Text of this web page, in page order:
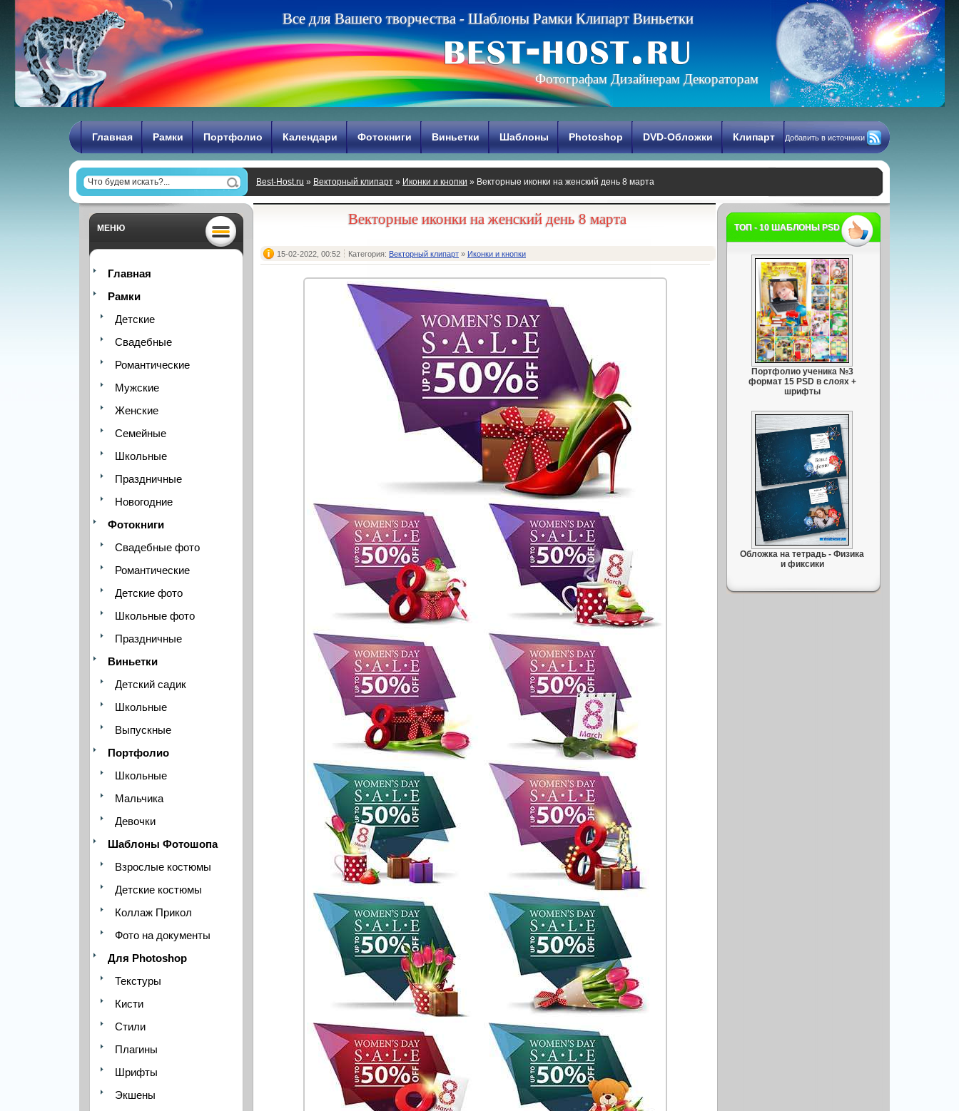
Все для Вашего творчества - Шаблоны Рамки Клипарт Виньетки
Фотографам Дизайнерам Декораторам
Главная Рамки Портфолио Календари Фотокниги Виньетки Шаблоны Photoshop DVD-Обложки Клипарт Добавить в источники
Best-Host.ru » Векторный клипарт » Иконки и кнопки » Векторные иконки на женский день 8 марта
МЕНЮ
Главная
Рамки
Детские
Свадебные
Романтические
Мужские
Женские
Семейные
Школьные
Праздничные
Новогодние
Фотокниги
Свадебные фото
Романтические
Детские фото
Школьные фото
Праздничные
Виньетки
Детский садик
Школьные
Выпускные
Портфолио
Школьные
Мальчика
Девочки
Шаблоны Фотошопа
Взрослые костюмы
Детские костюмы
Коллаж Прикол
Фото на документы
Для Photoshop
Текстуры
Кисти
Стили
Плагины
Шрифты
Экшены
Векторные иконки на женский день 8 марта
15-02-2022, 00:52 Категория: Векторный клипарт » Иконки и кнопки
ТОП - 10 ШАБЛОНЫ PSD
Портфолио ученика №3
формат 15 PSD в слоях +
шрифты
Обложка на тетрадь - Физика
и фиксики